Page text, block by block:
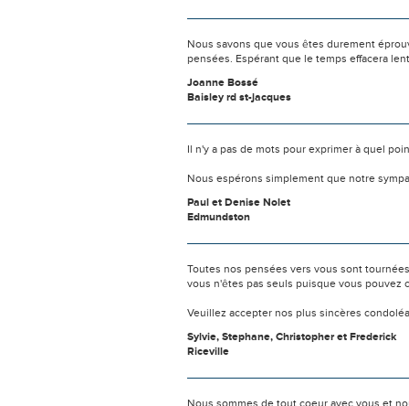
Nous savons que vous êtes durement
pensées. Espérant que le temps effacera
Joanne Bossé
Baisley rd st-jacques
Il n'y a pas de mots pour exprimer à quel
Nous espérons simplement que notre
Paul et Denise Nolet
Edmundston
Toutes nos pensées vers vous sont
vous n'êtes pas seuls puisque vous pouvez
Veuillez accepter nos plus sincères
Sylvie, Stephane, Christopher et Frederick
Riceville